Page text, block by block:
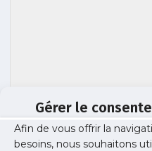
Gérer le
Afin de vous offrir la
besoins, nous souhaitons
sante 22